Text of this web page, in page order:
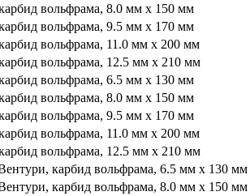
вольфрама, 8.0 мм x 150 мм
вольфрама, 9.5 мм x 170 мм
вольфрама, 11.0 мм x 200 мм
вольфрама, 12.5 мм x 210 мм
вольфрама, 6.5 мм x 130 мм
вольфрама, 8.0 мм x 150 мм
вольфрама, 9.5 мм x 170 мм
вольфрама, 11.0 мм x 200 мм
вольфрама, 12.5 мм x 210 мм
карбид вольфрама, 6.5 мм x 130 мм
карбид вольфрама, 8.0 мм x 150 мм